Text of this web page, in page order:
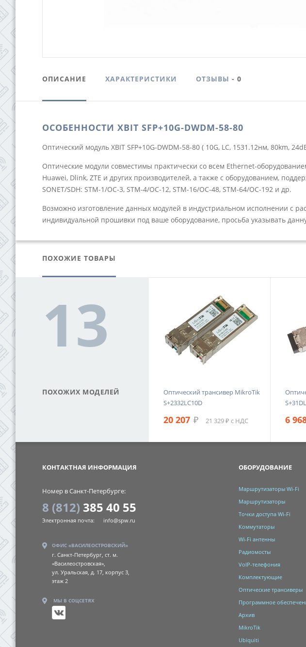
ОПИСАНИЕ ХАРАКТЕРИСТИКИ ОТЗЫВЫ - 0
ОСОБЕННОСТИ XBIT SFP+10G-DWDM-58-80
Оптический модуль XBIT SFP+10G-DWDM-58-80 ( 10G, LC, 1531.12нм, 80km,
Оптические модули совместимы практически со всем Ethernet-
Huawei, Dlink, ZTE и других производителей, а также с оборудованием,
SONET/SDH: STM-1/OC-3, STM-4/OC-12, STM-16/OC-48, STM-64/OC-192 и др.
Возможно изготовление данных модулей в индустриальном исполнении с
индивидуальной прошивки под ваше оборудование, просьба указывать
ПОХОЖИЕ ТОВАРЫ
13
ПОХОЖИХ МОДЕЛЕЙ
Оптический модуль XBIT SFP-
Оптический трансивер MikroTik
S+2332LC10D
20 207 ₽ 21 329 ₽ с НДС 6
SPW
КОНТАКТНАЯ ИНФОРМАЦИЯ
Номер в Санкт-Петербурге:
8 (812) 385 40 55
Электронная почта: info@spw.ru
ОФИС «ВАСИЛЕОСТРОВСКИЙ»
г. Санкт-Петербург, ст. м.
«Василеостровская»,
ул. Уральская, д. 17, корпус 3,
этаж 2
МЫ В СОЦСЕТЯХ
ОБОРУДОВАНИЕ
Маршрутизаторы Wi-Fi
Маршрутизаторы
Точки доступа Wi-Fi
Коммутаторы
Wi-Fi антенны
Радиомосты
VoIP-телефония
Комплектующие
Оптические трансиверы
Программное
Архив
MikroTik
Ubiquiti